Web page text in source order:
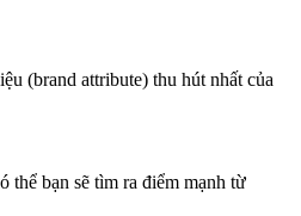
(brand attribute) thu hút nhất của
thể bạn sẽ tìm ra điểm mạnh từ